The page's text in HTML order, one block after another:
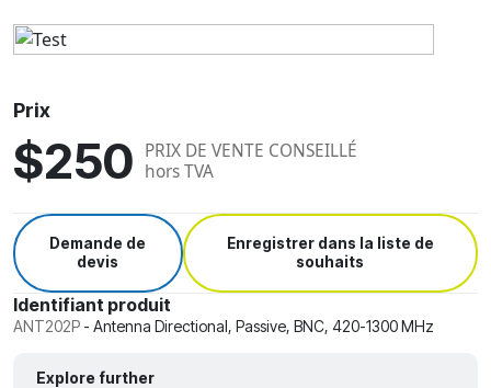
Prix
$250 PRIX DE VENTE CONSEILLÉ
hors TVA
Demande de
devis
Enregistrer dans la liste de
souhaits
Identifiant produit
ANT202P - Antenna Directional, Passive, BNC, 420-1300 MHz
Explore further